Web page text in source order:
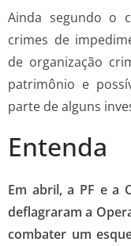
Ainda segundo o
crimes de
de organização
patrimônio e
parte de alguns
Entenda
Em abril, a PF e a
deflagraram a
combater um